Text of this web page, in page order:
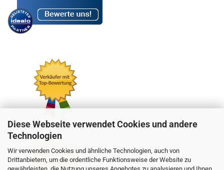
Diese Webseite verwendet Cookies und andere
Technologien
Wir verwenden Cookies und ähnliche Technologien, auch von
Drittanbietern, um die ordentliche Funktionsweise der Website zu
gewährleisten, die Nutzung unseres Angebotes zu analysieren und Ihnen